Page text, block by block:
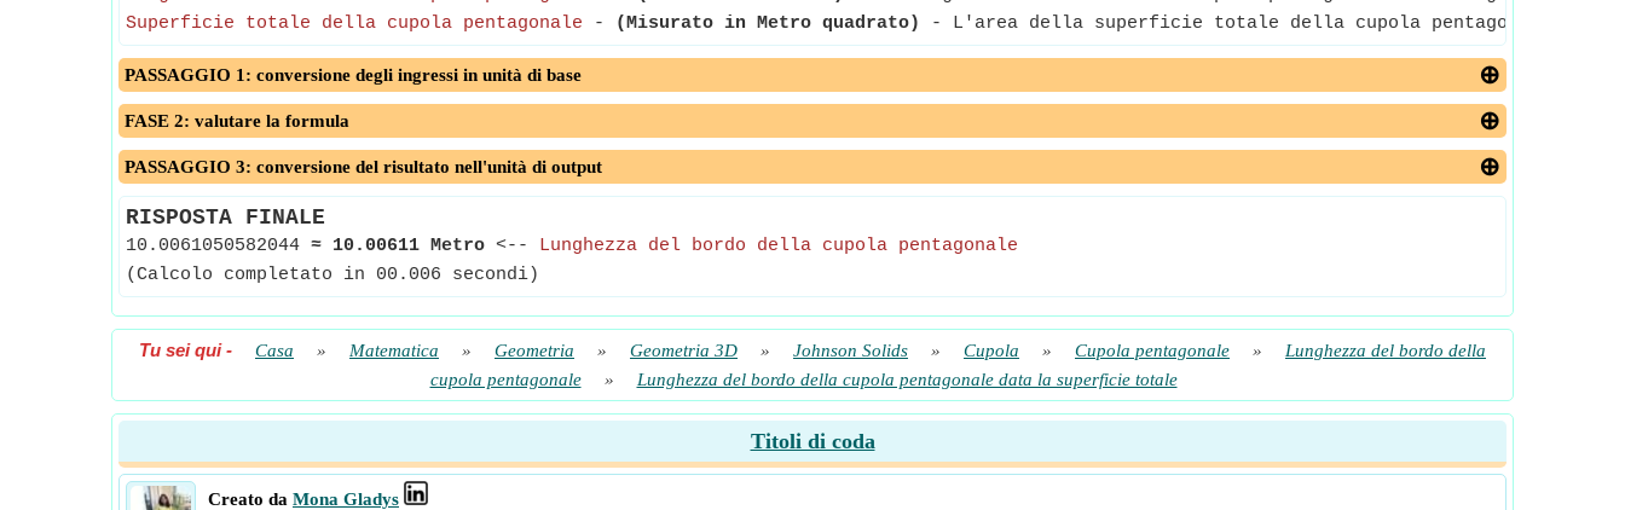
Superficie totale della cupola pentagonale - (Misurato in Metro quadrato) - L'area della superficie totale della cupola pentagonale è la
PASSAGGIO 1: conversione degli ingressi in unità di base
FASE 2: valutare la formula
PASSAGGIO 3: conversione del risultato nell'unità di output
RISPOSTA FINALE
10.0061050582044 ≈ 10.00611 Metro <-- Lunghezza del bordo della cupola pentagonale
(Calcolo completato in 00.006 secondi)
Tu sei qui- Casa » Matematica » Geometria » Geometria 3D » Johnson Solids » Cupola » Cupola pentagonale »
Lunghezza del bordo della
cupola pentagonale
» Lunghezza del bordo della cupola pentagonale data la superficie totale
Titoli di coda
Creato da Mona Gladys